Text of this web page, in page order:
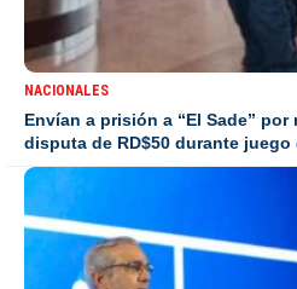
NACIONALES
Envían a prisión a “El Sade”
disputa de RD$50 durante